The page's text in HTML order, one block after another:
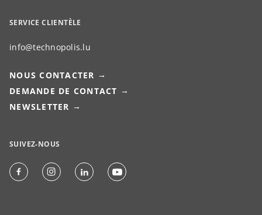
SERVICE CLIENTÈLE
info@technopolis.lu
NOUS CONTACTER
DEMANDE DE CONTACT
NEWSLETTER
SUIVEZ-NOUS